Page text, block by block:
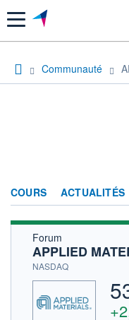
Menu
Communauté
COURS ACTUALITÉS
Forum
APPLIED
NASDAQ